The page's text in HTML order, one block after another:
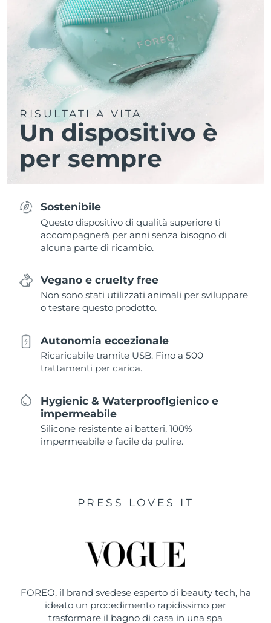
RISULTATI A VITA
Un dispositivo è
per sempre
Sostenibile
Questo dispositivo di qualità superiore ti
accompagnerà per anni senza bisogno di
alcuna parte di ricambio.
Vegano e cruelty free
Non sono stati utilizzati animali per sviluppare
o testare questo prodotto.
Autonomia eccezionale
Ricaricabile tramite USB. Fino a 500
trattamenti per carica.
Hygienic & WaterproofIgienico e
impermeabile
Silicone resistente ai batteri, 100%
impermeabile e facile da pulire.
PRESS LOVES IT
FOREO, il brand svedese esperto di beauty tech, ha
ideato un procedimento rapidissimo per
trasformare il bagno di casa in una spa